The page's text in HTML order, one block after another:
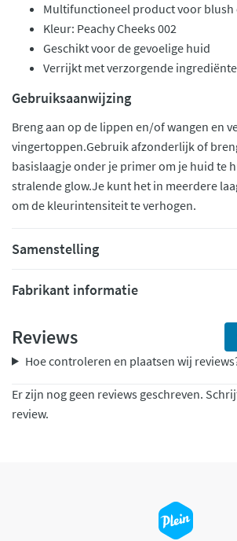
Multifunctioneel product voor blush
Kleur: Peachy Cheeks 002
Geschikt voor de gevoelige huid
Verrijkt met verzorgende
Gebruiksaanwijzing
Breng aan op de lippen en/of wangen en
vingertoppen.Gebruik afzonderlijk of
basislaagje onder je primer om je huid te
stralende glow.Je kunt het in meerdere
om de kleurintensiteit te verhogen.
Samenstelling
Fabrikant informatie
Reviews
Hoe controleren en plaatsen wij
Er zijn nog geen reviews geschreven.
review.